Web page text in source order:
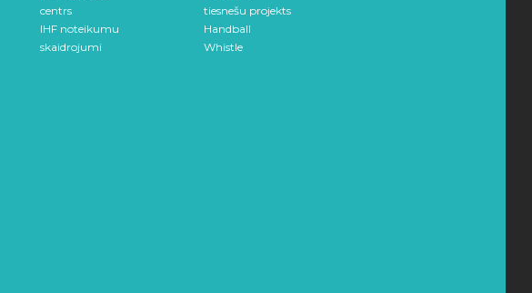
centrs
IHF noteikumu
skaidrojumi
tiesnešu projekts
Handball
Whistle